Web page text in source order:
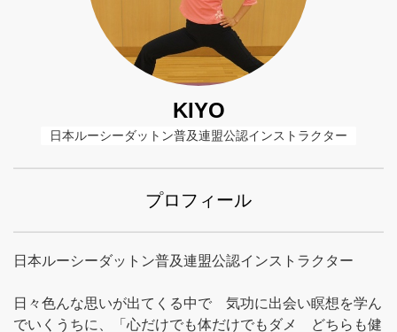
KIYO
日本ルーシーダットン普及連盟公認インストラクター
プロフィール
日本ルーシーダットン普及連盟公認インストラクター
日々色んな思いが出てくる中で 気功に出会い瞑想を学ん
でいくうちに、「心だけでも体だけでもダメ どちらも健